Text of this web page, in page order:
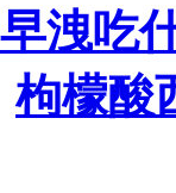
早洩吃
枸檬酸